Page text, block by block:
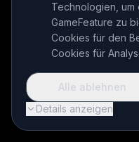
INSERT
Technologien, um
GameFeature zu
Cookies für den
Cookies für
Details anzeigen
Alle ablehnen